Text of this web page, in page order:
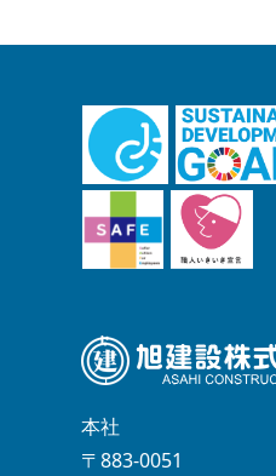
本社
〒883-0051